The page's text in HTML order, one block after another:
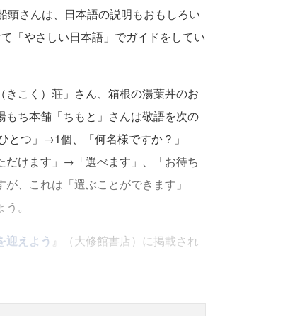
頭さんは、日本語の説明もおもしろい
「やさしい日本語」でガイドをしてい
こく）荘」さん、箱根の湯葉丼のお
ち本舗「ちもと」さんは敬語を次の
とつ」→1個、「何名様ですか？」
けます」→「選べます」、「お待ち
、これは「選ぶことができます」
。
迎えよう 』（大修館書店）に掲載され